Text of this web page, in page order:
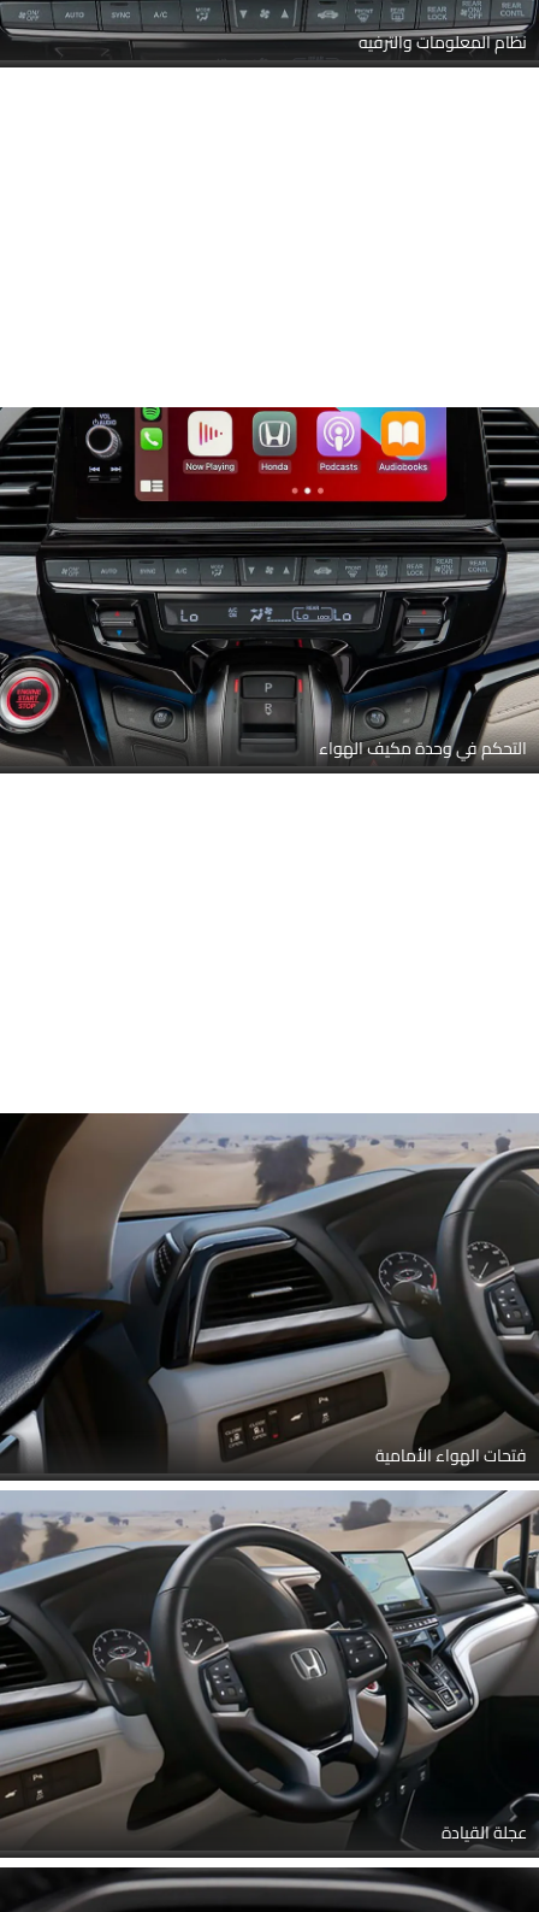
نظام المعلومات والترفيه
التحكم في وحدة مكيف الهواء
فتحات الهواء الأمامية
عجلة القيادة